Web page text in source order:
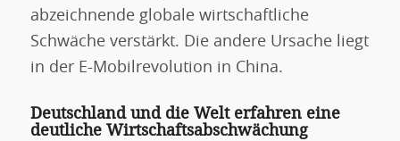
abzeichnende globale wirtschaftliche
Schwäche verstärkt. Die andere Ursache liegt
in der E-Mobilrevolution in China.
Deutschland und die Welt erfahren eine
deutliche Wirtschaftsabschwächung